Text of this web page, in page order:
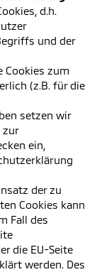
d.h.
und der
Cookies zum
(z.B. für die
setzen wir
zur
ein,
der zu
Cookies kann
Fall des
die EU-Seite
werden. Des